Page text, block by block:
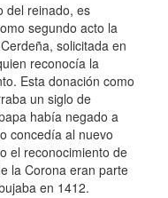
del reinado, es
segundo acto la
solicitada en
reconocía la
Esta donación como
un siglo de
había negado a
concedía al nuevo
el reconocimiento de
la Corona eran parte
en 1412.